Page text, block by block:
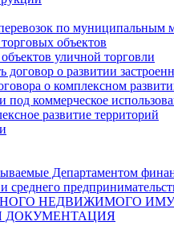
по муниципальным
объектов
уличной торговли
о развитии
о комплексном
под коммерческое
развитие территорий
Департаментом
среднего
НЕДВИЖИМОГО
ДОКУМЕНТАЦИЯ